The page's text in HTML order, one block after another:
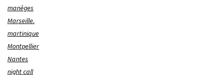
manèges
Marseille.
martinique
Montpellier
Nantes
night call